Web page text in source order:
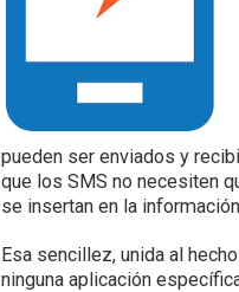
pueden ser enviados y
que los SMS no necesiten
se insertan en la
Esa sencillez, unida al
ninguna aplicación